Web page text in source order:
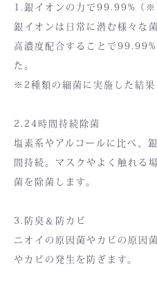
1.銀イオンの力で99.99%（※
銀イオンは日常に潜む様々な
高濃度配合することで
た。
※2種類の細菌に実施した結果
2.24時間持続除菌
塩素系やアルコールに比べ、
間持続。マスクやよく触れる
菌を除菌します。
3.防臭＆防カビ
ニオイの原因菌やカビの原因
やカビの発生を防ぎます。